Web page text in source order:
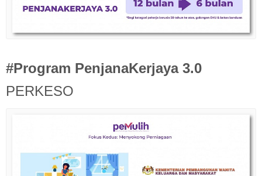
#Program PenjanaKerjaya 3.0
PERKESO